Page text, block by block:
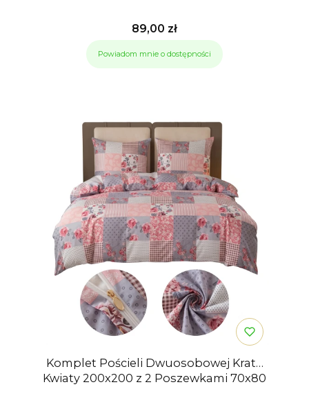
Cena
89,00 zł
Powiadom mnie o dostępności
Komplet Pościeli Dwuosobowej Krata
Kwiaty 200x200 z 2 Poszewkami 70x80